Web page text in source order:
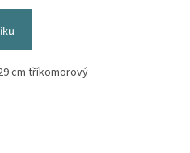
cm tříkomorový